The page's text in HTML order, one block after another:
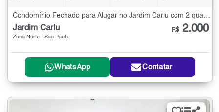
Jardim Carlu
Zona Norte - São Paulo
R$ 2.000
WhatsApp Contatar